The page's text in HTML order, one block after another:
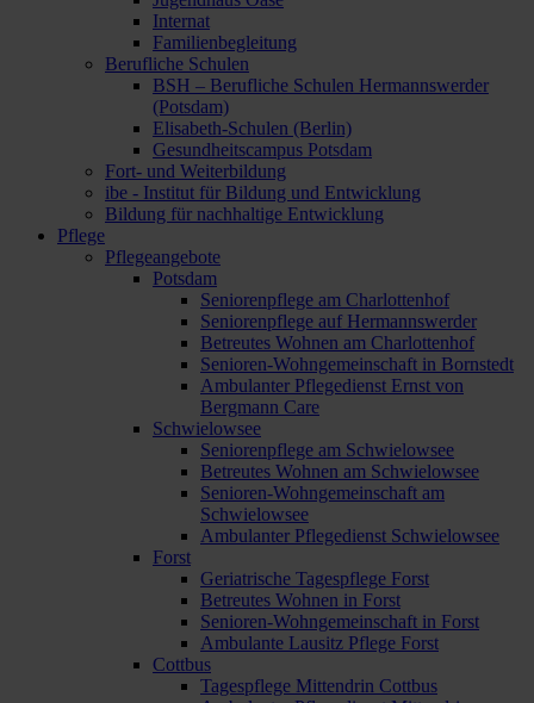
Internat
Familienbegleitung
Berufliche Schulen
BSH – Berufliche Schulen Hermannswerder
(Potsdam)
Elisabeth-Schulen (Berlin)
Gesundheitscampus Potsdam
Fort- und Weiterbildung
ibe - Institut für Bildung und Entwicklung
Bildung für nachhaltige Entwicklung
Pflege
Pflegeangebote
Potsdam
Seniorenpflege am Charlottenhof
Seniorenpflege auf Hermannswerder
Betreutes Wohnen am Charlottenhof
Senioren-Wohngemeinschaft in Bornstedt
Ambulanter Pflegedienst Ernst von
Bergmann Care
Schwielowsee
Seniorenpflege am Schwielowsee
Betreutes Wohnen am Schwielowsee
Senioren-Wohngemeinschaft am
Schwielowsee
Ambulanter Pflegedienst Schwielowsee
Forst
Geriatrische Tagespflege Forst
Betreutes Wohnen in Forst
Senioren-Wohngemeinschaft in Forst
Ambulante Lausitz Pflege Forst
Cottbus
Tagespflege Mittendrin Cottbus